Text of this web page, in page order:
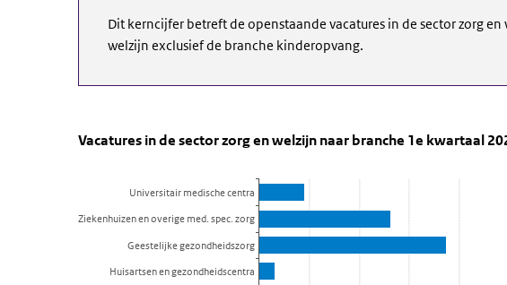
Dit kerncijfer betreft de openstaande vacatures in de sector zorg en
welzijn exclusief de branche kinderopvang.
Vacatures naar branche
Skip chart 'Vacatures in de sector zorg en welzijn naar branche 1e
Vacatures in de sector zorg en welzijn naar
View as data table, Vacatures in de sector zorg en welzijn naar branche
The chart has 1 X axis displaying categories.
The chart has 1 Y axis displaying Aantal vacatures. Data ranges from 800
Vacatures in de sector zorg en welzijn naar branche 1e kwartaal
Universitair medische centra
Ziekenhuizen en overige med. spec. zorg
Geestelijke gezondheidszorg
Huisartsen en gezondheidscentra